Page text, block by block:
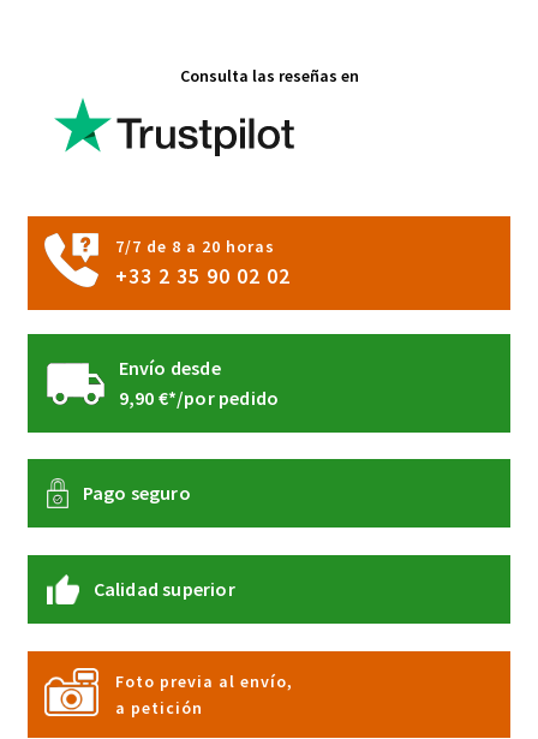
Consulta las reseñas en
7/7 de 8 a 20 horas
+33 2 35 90 02 02
Envío desde
9,90 €*/por pedido
Pago seguro
Calidad superior
Foto previa al envío,
a petición